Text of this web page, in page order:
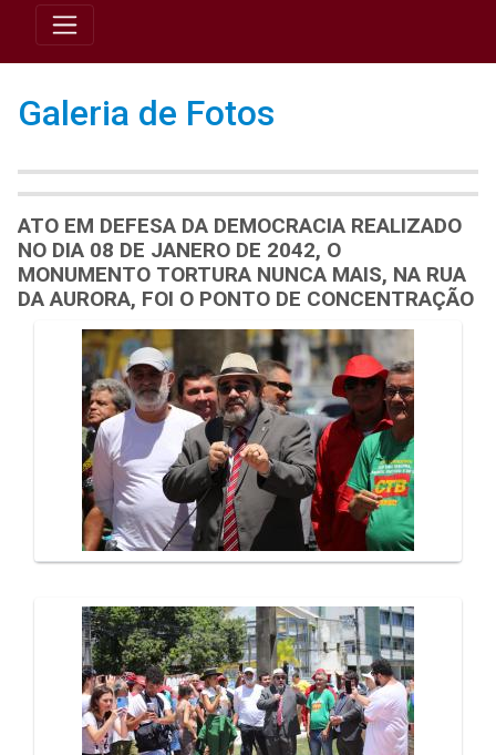
Galeria de Fotos
ATO EM DEFESA DA DEMOCRACIA REALIZADO
NO DIA 08 DE JANERO DE 2042, O
MONUMENTO TORTURA NUNCA MAIS, NA RUA
DA AURORA, FOI O PONTO DE CONCENTRAÇÃO
Galeria de Mídias